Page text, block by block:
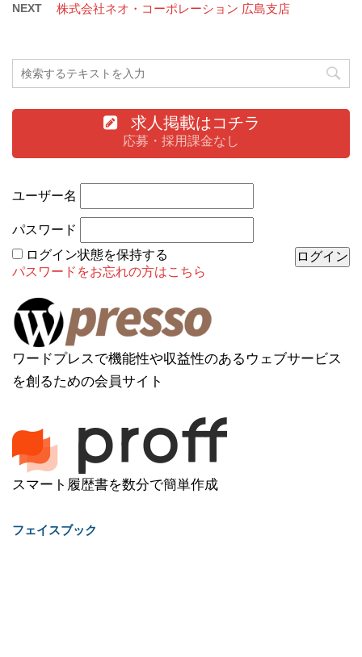
NEXT 株式会社ネオ・コーポレーション 広島支店
求人掲載はコチラ
応募・採用課金なし
ユーザー名
パスワード
ログイン状態を保持する
パスワードをお忘れの方はこちら
ワードプレスで機能性や収益性のあるウェブサービス
を創るための会員サイト
スマート履歴書を数分で簡単作成
フェイスブック